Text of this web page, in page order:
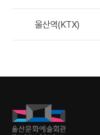
울산역(KTX)